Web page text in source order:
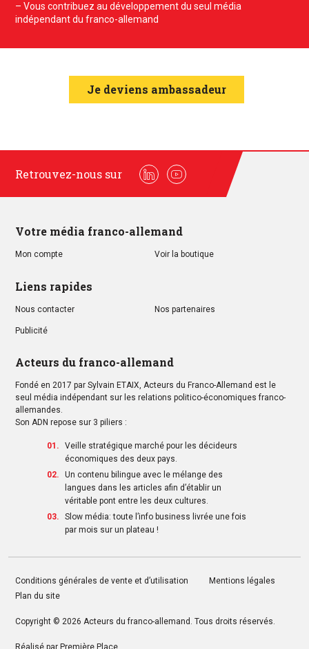
– Vous contribuez au développement du seul média
indépendant du franco-allemand
Je deviens ambassadeur
Retrouvez-nous sur
LinkedinYoutube
Votre média franco-allemand
Mon compte Voir la boutique
Liens rapides
Nous contacter Nos partenaires
Publicité
Acteurs du franco-allemand
Fondé en 2017 par Sylvain ETAIX, Acteurs du Franco-Allemand est le
seul média indépendant sur les relations politico-économiques franco-
allemandes.
Son ADN repose sur 3 piliers :
Veille stratégique marché pour les décideurs
économiques des deux pays.
Un contenu bilingue avec le mélange des
langues dans les articles afin d’établir un
véritable pont entre les deux cultures.
Slow média: toute l’info business livrée une fois
par mois sur un plateau !
Conditions générales de vente et d’utilisation
Mentions légales
Plan du site
Copyright © 2026 Acteurs du franco-allemand . Tous droits réservés.
Réalisé par Première Place